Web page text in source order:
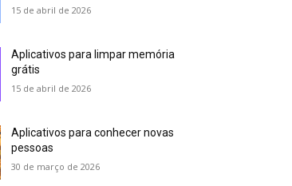
15 de abril de 2026
Aplicativos para limpar memória
grátis
15 de abril de 2026
Aplicativos para conhecer novas
pessoas
30 de março de 2026